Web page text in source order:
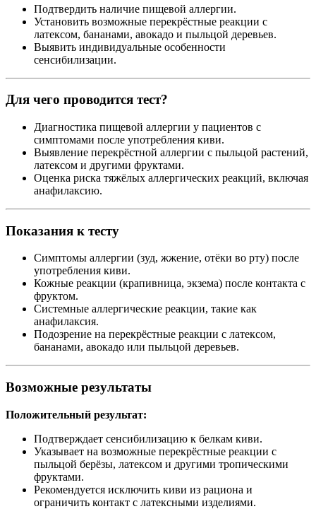
Подтвердить наличие пищевой аллергии.
Установить возможные перекрёстные реакции с
латексом, бананами, авокадо и пыльцой деревьев.
Выявить индивидуальные особенности
сенсибилизации.
Для чего проводится тест?
Диагностика пищевой аллергии у пациентов с
симптомами после употребления киви.
Выявление перекрёстной аллергии с пыльцой растений,
латексом и другими фруктами.
Оценка риска тяжёлых аллергических реакций, включая
анафилаксию.
Показания к тесту
Симптомы аллергии (зуд, жжение, отёки во рту) после
употребления киви.
Кожные реакции (крапивница, экзема) после контакта с
фруктом.
Системные аллергические реакции, такие как
анафилаксия.
Подозрение на перекрёстные реакции с латексом,
бананами, авокадо или пыльцой деревьев.
Возможные результаты
Положительный результат:
Подтверждает сенсибилизацию к белкам киви.
Указывает на возможные перекрёстные реакции с
пыльцой берёзы, латексом и другими тропическими
фруктами.
Рекомендуется исключить киви из рациона и
ограничить контакт с латексными изделиями.